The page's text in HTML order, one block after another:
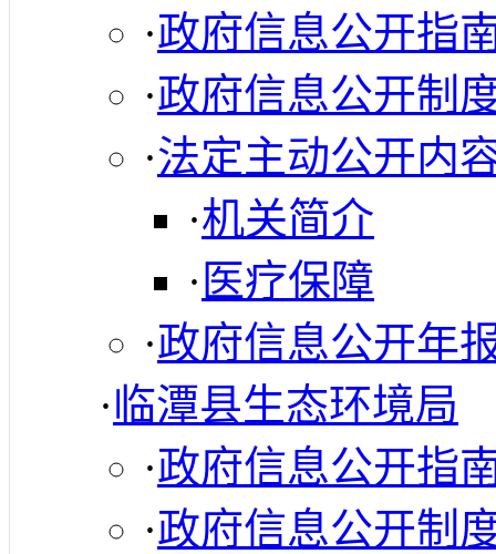
·政府信息公开指
·政府信息公开制
·法定主动公开内
·机关简介
· 医疗保障
·政府信息公开年
·临潭县生态环境局
·政府信息公开指
·政府信息公开制